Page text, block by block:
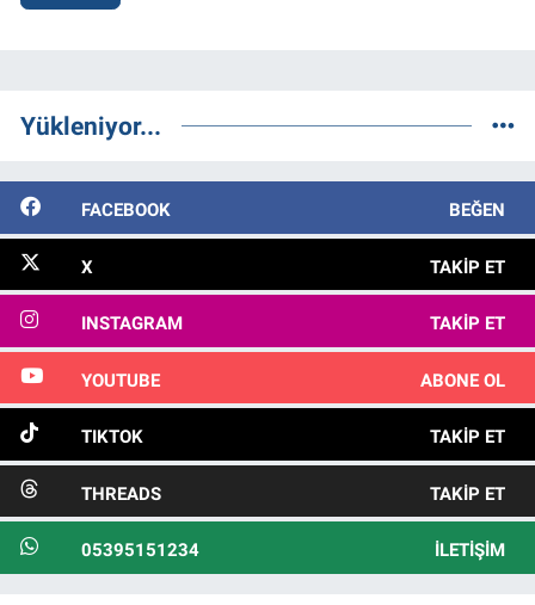
Yükleniyor...
FACEBOOK BEĞEN
X TAKIP ET
INSTAGRAM TAKIP ET
YOUTUBE ABONE OL
TIKTOK TAKIP ET
THREADS TAKIP ET
05395151234 İLETIŞIM